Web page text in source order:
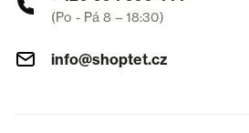
(Po - Pá 8 – 18:30)
info@shoptet.cz